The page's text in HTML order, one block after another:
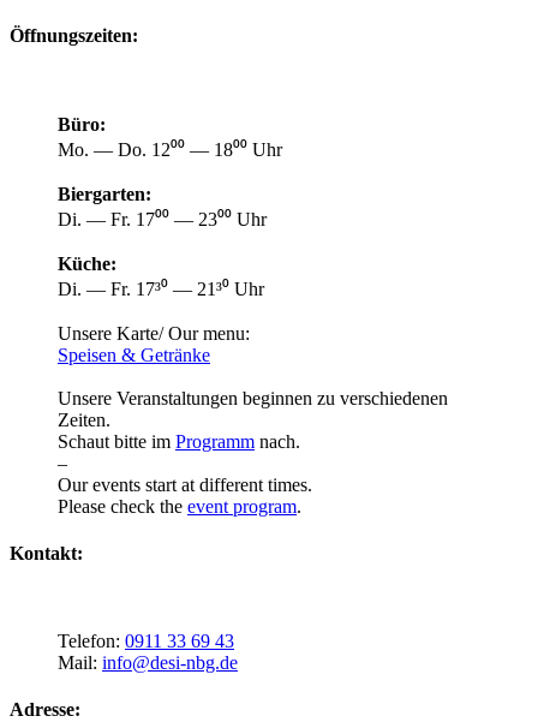
Öffnungszeiten:
Büro:
Mo. — Do. 12⁰⁰ — 18⁰⁰ Uhr
Biergarten:
Di. — Fr. 17⁰⁰ — 23⁰⁰ Uhr
Küche:
Di. — Fr. 17³⁰ — 21³⁰ Uhr
Unsere Karte/ Our menu:
Speisen & Getränke
Unsere Veranstaltungen beginnen zu verschiedenen
Zeiten.
Schaut bitte im Programm nach.
–
Our events start at different times.
Please check the event program.
Kontakt:
Telefon: 0911 33 69 43
Mail: info@desi-nbg.de
Adresse: